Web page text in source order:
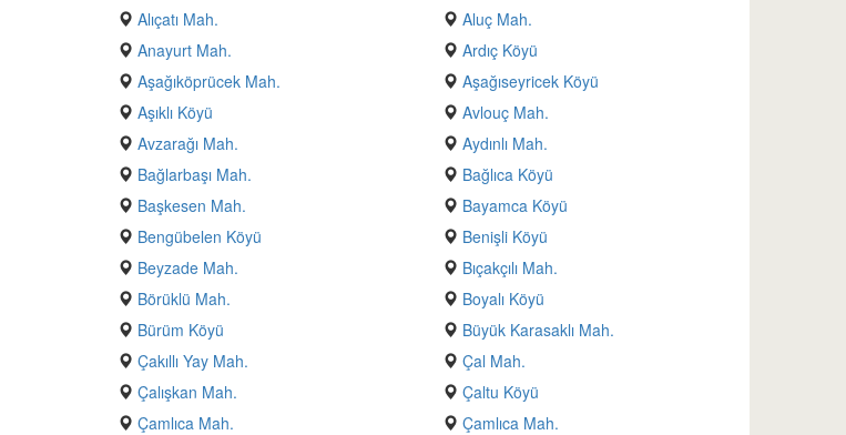
Alıçatı Mah.
Aluç Mah.
Anayurt Mah.
Ardıç Köyü
Aşağıköprücek Mah.
Aşağıseyricek Köyü
Aşıklı Köyü
Avlouç Mah.
Avzarağı Mah.
Aydınlı Mah.
Bağlarbaşı Mah.
Bağlıca Köyü
Başkesen Mah.
Bayamca Köyü
Bengübelen Köyü
Benişli Köyü
Beyzade Mah.
Bıçakçılı Mah.
Börüklü Mah.
Boyalı Köyü
Bürüm Köyü
Büyük Karasaklı Mah.
Çakıllı Yay Mah.
Çal Mah.
Çalışkan Mah.
Çaltu Köyü
Çamlıca Mah.
Çamlıca Mah.